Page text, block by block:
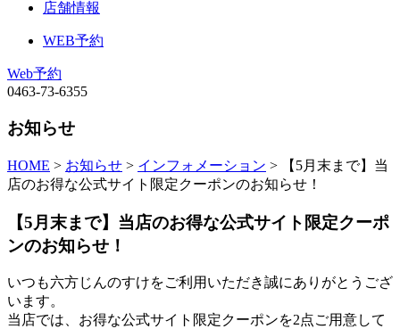
店舗情報
WEB予約
Web予約
0463-73-6355
お知らせ
HOME > お知らせ > インフォメーション >
【5月末まで】当
店のお得な公式サイト限定クーポンのお知らせ！
【5月末まで】当店のお得な公式サイト限定クーポ
ンのお知らせ！
いつも六方じんのすけをご利用いただき誠にありがとうござ
います。
当店では、お得な公式サイト限定クーポンを2点ご用意して